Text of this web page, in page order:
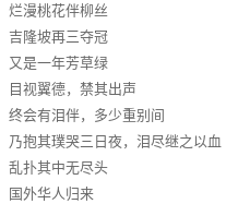
烂漫桃花伴柳丝
吉隆坡再三夺冠
又是一年芳草绿
目视翼德，禁其出声
终会有泪伴，多少重别间
乃抱其璞哭三日夜，泪尽继之以血
乱扑其中无尽头
国外华人归来